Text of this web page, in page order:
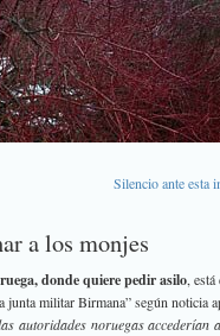
Silencio ante esta
a los monjes
donde quiere pedir asilo,
junta militar Birmana” según noticia
autoridades noruegas accederían